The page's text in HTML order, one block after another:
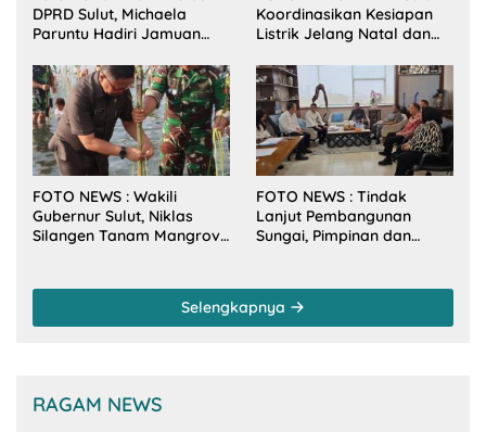
DPRD Sulut, Michaela
Paruntu Hadiri Jamuan
Sulut Bersama Wamenkes
RI
Koordinasikan Kesiapan
Listrik Jelang Natal dan
FOTO NEWS : Wakili
Gubernur Sulut, Niklas
Silangen Tanam Mangrove
FOTO NEWS : Tindak
Lanjut Pembangunan
Sungai, Pimpinan dan
Kementerian PU-RI
Selengkapnya
RAGAM NEWS